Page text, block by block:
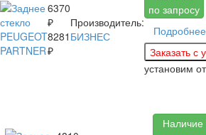
6370
₽
8281
₽
Производитель:
БИЗНЕС
по запросу
Подробнее
установим
Наличие